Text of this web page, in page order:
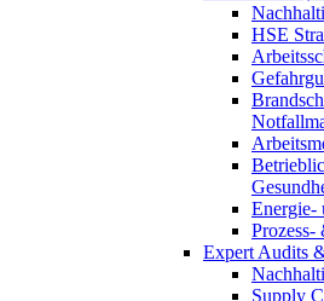
HSE
Energie-
Expert Audits
Supply